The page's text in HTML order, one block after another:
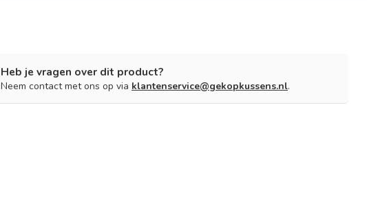
Heb je vragen over dit product?
Neem contact met ons op via klantenservice@gekopkussens.nl.